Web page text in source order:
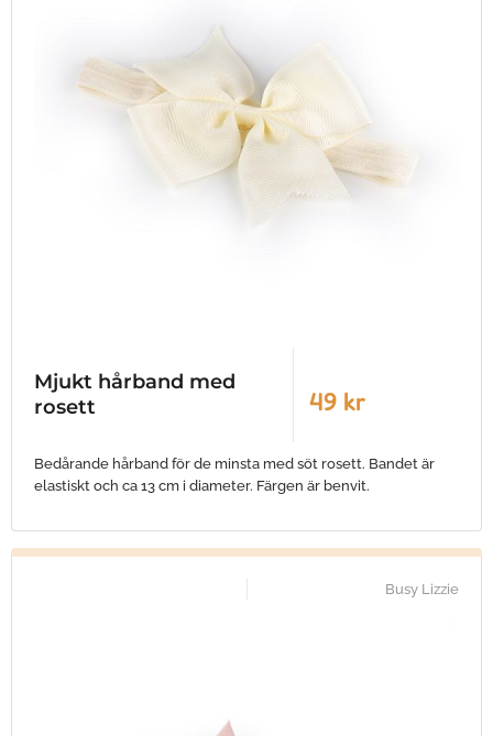
Mjukt hårband med
rosett
49 kr
Bedårande hårband för de minsta med söt rosett. Bandet är
elastiskt och ca 13 cm i diameter. Färgen är benvit.
Busy Lizzie